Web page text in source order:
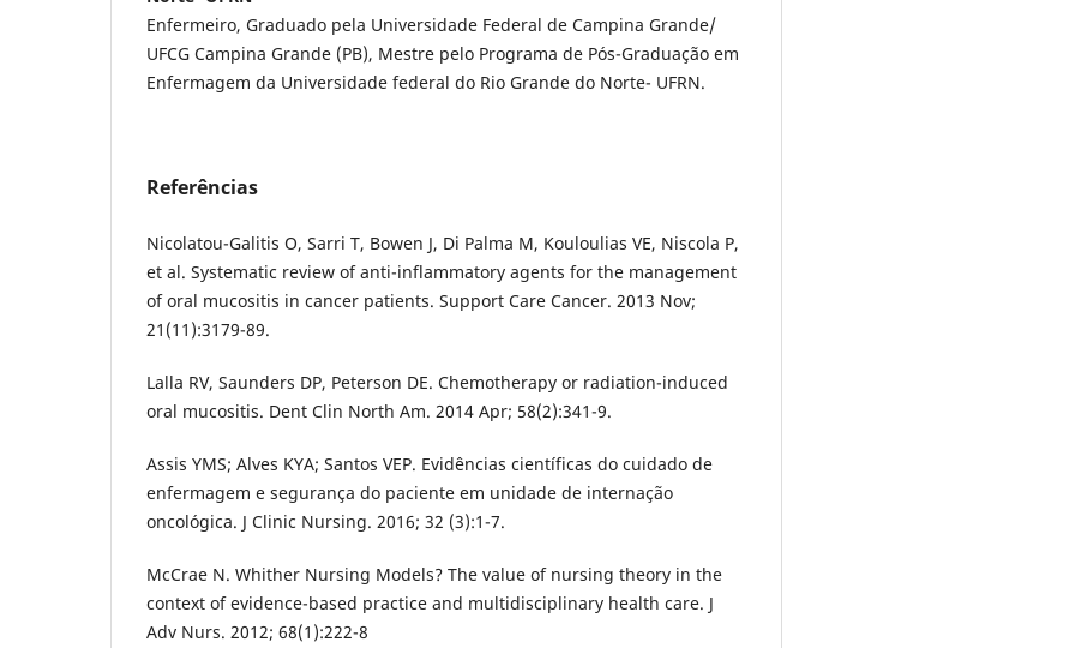
Enfermeiro, Graduado pela Universidade Federal de Campina Grande/
UFCG Campina Grande (PB), Mestre pelo Programa de Pós-Graduação em
Enfermagem da Universidade federal do Rio Grande do Norte- UFRN.
Referências
Nicolatou-Galitis O, Sarri T, Bowen J, Di Palma M, Kouloulias VE, Niscola P,
et al. Systematic review of anti-inflammatory agents for the management
of oral mucositis in cancer patients. Support Care Cancer. 2013 Nov;
21(11):3179-89.
Lalla RV, Saunders DP, Peterson DE. Chemotherapy or radiation-induced
oral mucositis. Dent Clin North Am. 2014 Apr; 58(2):341-9.
Assis YMS; Alves KYA; Santos VEP. Evidências científicas do cuidado de
enfermagem e segurança do paciente em unidade de internação
oncológica. J Clinic Nursing. 2016; 32 (3):1-7.
McCrae N. Whither Nursing Models? The value of nursing theory in the
context of evidence-based practice and multidisciplinary health care. J
Adv Nurs. 2012; 68(1):222-8